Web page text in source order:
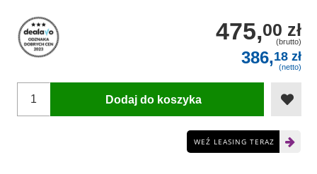
475,00 zł
(brutto)
386,18 zł
(netto)
Dodaj do koszyka
WEŹ LEASING TERAZ